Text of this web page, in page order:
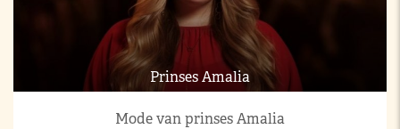
Prinses Amalia
Mode van prinses Amalia